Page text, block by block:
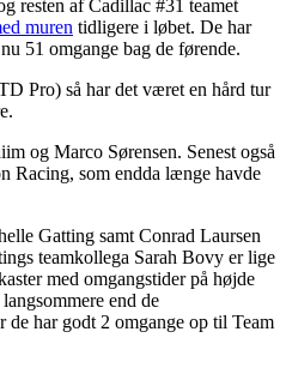
resten af Cadillac #31 teamet
muren tidligere i løbet. De har
51 omgange bag de førende.
Pro) så har det været en hård tur
og Marco Sørensen. Senest også
Racing, som endda længe havde
Gatting samt Conrad Laursen
teamkollega Sarah Bovy er lige
med omgangstider på højde
end de
har godt 2 omgange op til Team